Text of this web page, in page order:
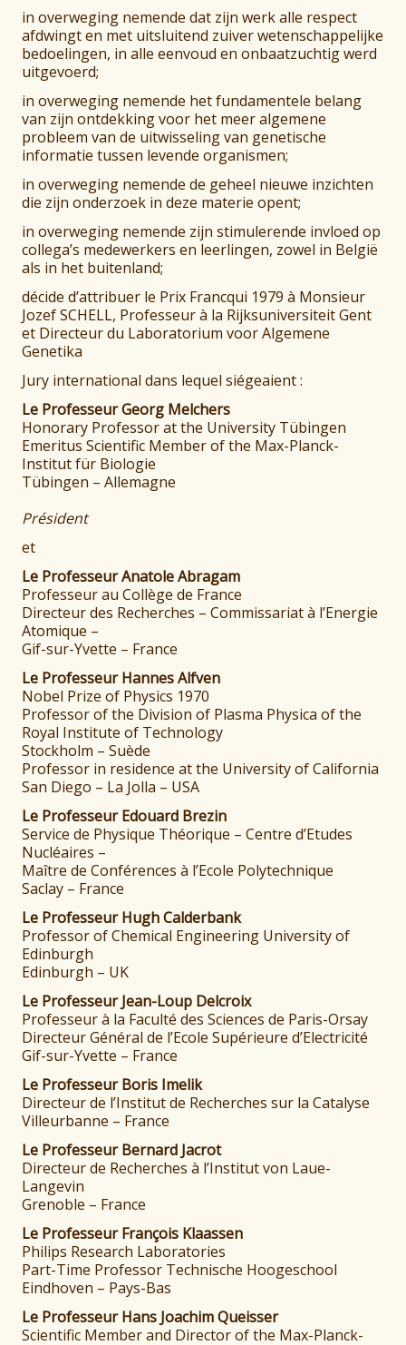
in overweging nemende dat zijn werk alle respect
afdwingt en met uitsluitend zuiver wetenschappelijke
bedoelingen, in alle eenvoud en onbaatzuchtig werd
uitgevoerd;
in overweging nemende het fundamentele belang
van zijn ontdekking voor het meer algemene
probleem van de uitwisseling van genetische
informatie tussen levende organismen;
in overweging nemende de geheel nieuwe inzichten
die zijn onderzoek in deze materie opent;
in overweging nemende zijn stimulerende invloed op
collega’s medewerkers en leerlingen, zowel in België
als in het buitenland;
décide d’attribuer le Prix Francqui 1979 à Monsieur
Jozef SCHELL, Professeur à la Rijksuniversiteit Gent
et Directeur du Laboratorium voor Algemene
Genetika
Jury international dans lequel siégeaient :
Le Professeur Georg Melchers
Honorary Professor at the University Tübingen
Emeritus Scientific Member of the Max-Planck-
Institut für Biologie
Tübingen – Allemagne
Président
et
Le Professeur Anatole Abragam
Professeur au Collège de France
Directeur des Recherches – Commissariat à l’Energie
Atomique –
Gif-sur-Yvette – France
Le Professeur Hannes Alfven
Nobel Prize of Physics 1970
Professor of the Division of Plasma Physica of the
Royal Institute of Technology
Stockholm – Suède
Professor in residence at the University of California
San Diego – La Jolla – USA
Le Professeur Edouard Brezin
Service de Physique Théorique – Centre d’Etudes
Nucléaires –
Maître de Conférences à l’Ecole Polytechnique
Saclay – France
Le Professeur Hugh Calderbank
Professor of Chemical Engineering University of
Edinburgh
Edinburgh – UK
Le Professeur Jean-Loup Delcroix
Professeur à la Faculté des Sciences de Paris-Orsay
Directeur Général de l’Ecole Supérieure d’Electricité
Gif-sur-Yvette – France
Le Professeur Boris Imelik
Directeur de l’Institut de Recherches sur la Catalyse
Villeurbanne – France
Le Professeur Bernard Jacrot
Directeur de Recherches à l’Institut von Laue-
Langevin
Grenoble – France
Le Professeur François Klaassen
Philips Research Laboratories
Part-Time Professor Technische Hoogeschool
Eindhoven – Pays-Bas
Le Professeur Hans Joachim Queisser
Scientific Member and Director of the Max-Planck-